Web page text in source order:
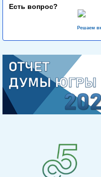
Есть вопрос?
Решаем